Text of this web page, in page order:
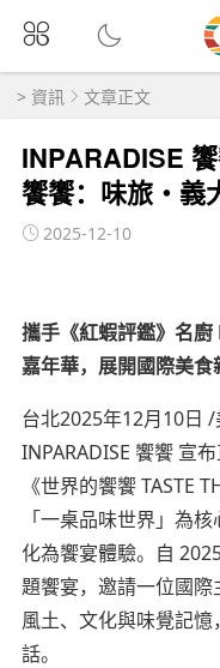
> 資訊 文章正文
INPARADISE
饗饗：味旅・義
2025-12-10
攜手《紅蝦評鑑》名
嘉年華， 展開國際美食
台北2025年12月10日
INPARADISE 饗饗 宣
《世界的饗饗 TASTE
「一桌品味世界」為
化為饗宴體驗。自
題饗宴，邀請一位國
風土、文化與味覺記
話。